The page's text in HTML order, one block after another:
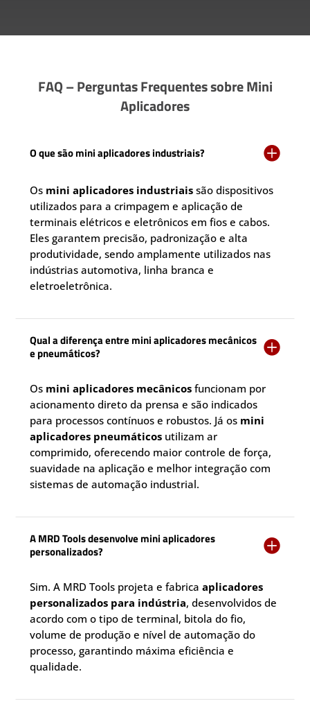
FAQ – Perguntas Frequentes sobre Mini
Aplicadores
O que são mini aplicadores industriais? 
Os mini aplicadores industriais são dispositivos
utilizados para a crimpagem e aplicação de
terminais elétricos e eletrônicos em fios e cabos.
Eles garantem precisão, padronização e alta
produtividade, sendo amplamente utilizados nas
indústrias automotiva, linha branca e
eletroeletrônica.
Qual a diferença entre mini aplicadores mecânicos
e pneumáticos?

Os mini aplicadores mecânicos funcionam por
acionamento direto da prensa e são indicados
para processos contínuos e robustos. Já os mini
aplicadores pneumáticos utilizam ar
comprimido, oferecendo maior controle de força,
suavidade na aplicação e melhor integração com
sistemas de automação industrial.
A MRD Tools desenvolve mini aplicadores
personalizados?

Sim. A MRD Tools projeta e fabricaaplicadores
personalizados para indústria, desenvolvidos de
acordo com o tipo de terminal, bitola do fio,
volume de produção e nível de automação do
processo, garantindo máxima eficiência e
qualidade.